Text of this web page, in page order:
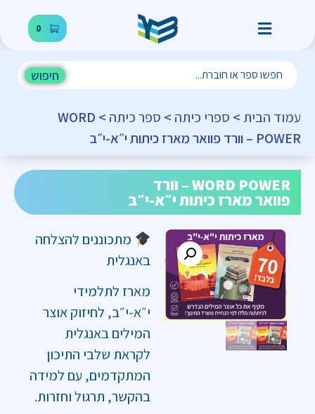
0
חיפוש
עמוד הבית > ספרי כיתה > ספר כיתה
> WORD
POWER – וורד פוואר מארז כיתות י״א-י״ב
WORD POWER – וורד
פוואר מארז כיתות י״א-י״ב
מתכוננים להצלחה
באנגלית
מארז לתלמידי
י״א-י״ב, לחיזוק אוצר
המילים באנגלית
לקראת שלבי התיכון
המתקדמים, עם למידה
בהקשר, תרגול וחזרות.